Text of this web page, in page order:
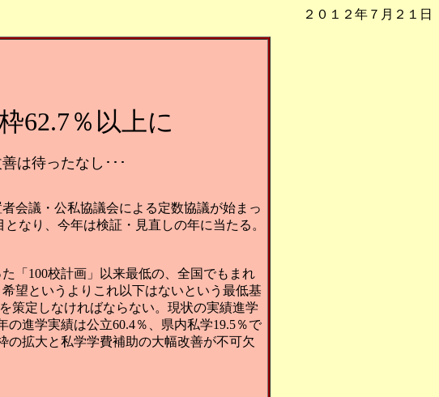
２０１２年７月２１日
62.7％以上に
は待ったなし･･･
会議・公私協議会による定数協議が始まっ
なり、今年は検証・見直しの年に当たる。
「100校計画」以来最低の、全国でもまれ
望というよりこれ以下はないという最低基
策定しなければならない。現状の実績進学
の進学実績は公立60.4％、県内私学19.5％で
の拡大と私学学費補助の大幅改善が不可欠